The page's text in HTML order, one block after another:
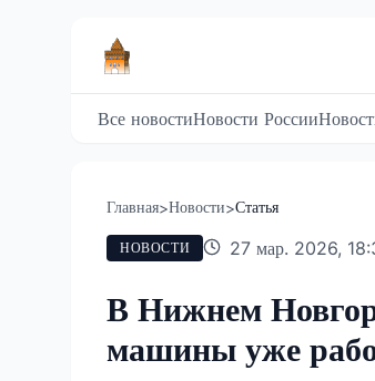
Все новостиНовости России
Главная>Новости>Статья
НОВОСТИ 27 мар. 2026,
В Нижнем
машины уже